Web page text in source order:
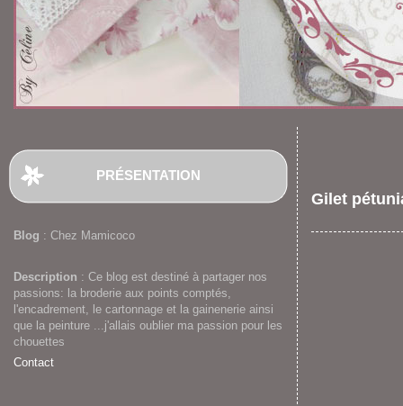
PRÉSENTATION
Blog : Chez Mamicoco
Description : Ce blog est destiné à partager nos
passions: la broderie aux points comptés,
l'encadrement, le cartonnage et la gainenerie ainsi
que la peinture ...j'allais oublier ma passion pour les
chouettes
Contact
Gilet